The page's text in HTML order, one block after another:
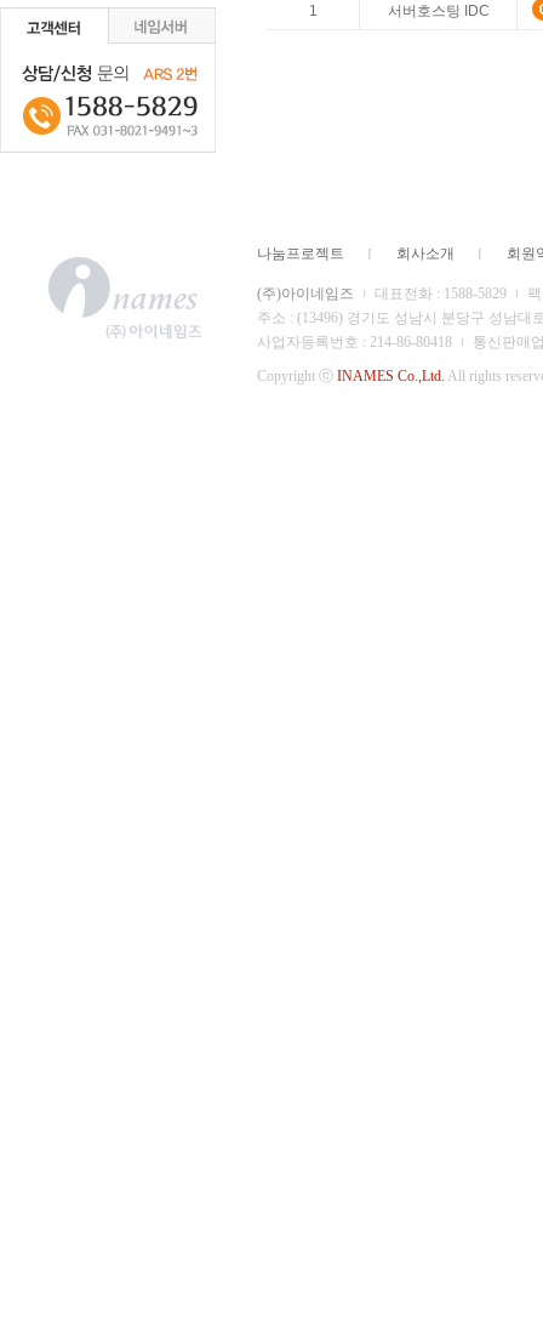
1 서버호스팅 IDC
나눔프로젝트 회사소개 회원
(주)아이네임즈 대표전화 : 1588-5829
주소 : (13496) 경기도 성남시 분당구 성남대
사업자등록번호 : 214-86-80418
통신판매
Copyright ⓒ INAMES Co.,Ltd. All rights